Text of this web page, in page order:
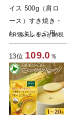
PR:楽天ふるさと納税
13位 109.0 ％